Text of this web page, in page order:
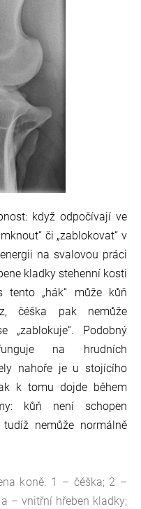
když odpočívají ve
či „zablokovat“ v
na svalovou práci
kladky stehenní kosti
„hák“ může kůň
čéška pak nemůže
Podobný
na hrudních
nahoře je u stojícího
k tomu dojde během
kůň není schopen
nemůže normálně
koně. 1 – čéška; 2 –
– vnitřní hřeben kladky;